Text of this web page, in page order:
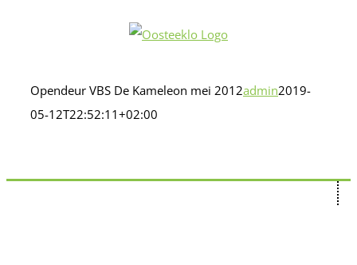
Opendeur VBS De Kameleon mei 2012admin2019-
05-12T22:52:11+02:00